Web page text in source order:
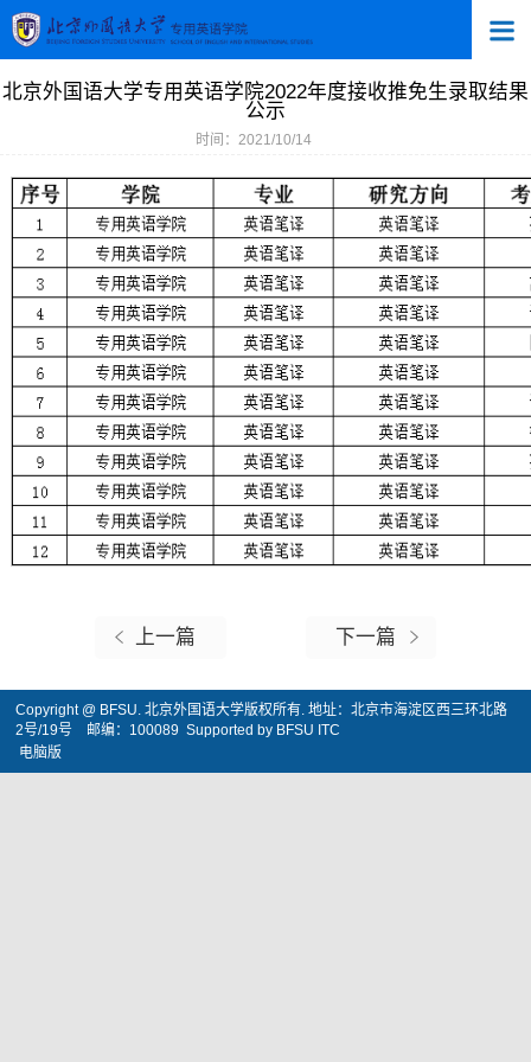
北京外国语大学专用英语学院2022年度接收推免生录取结果
公示
时间：2021/10/14
上一篇 下一篇
Copyright @ BFSU. 北京外国语大学版权所有. 地址：北京市海淀区西三环北路
2号/19号 邮编：100089 Supported by BFSU ITC
电脑版